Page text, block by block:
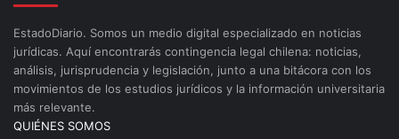
EstadoDiario. Somos un medio digital especializado en noticias
jurídicas. Aquí encontrarás contingencia legal chilena: noticias,
análisis, jurisprudencia y legislación, junto a una bitácora con los
movimientos de los estudios jurídicos y la información universitaria
más relevante.
QUIÉNES SOMOS